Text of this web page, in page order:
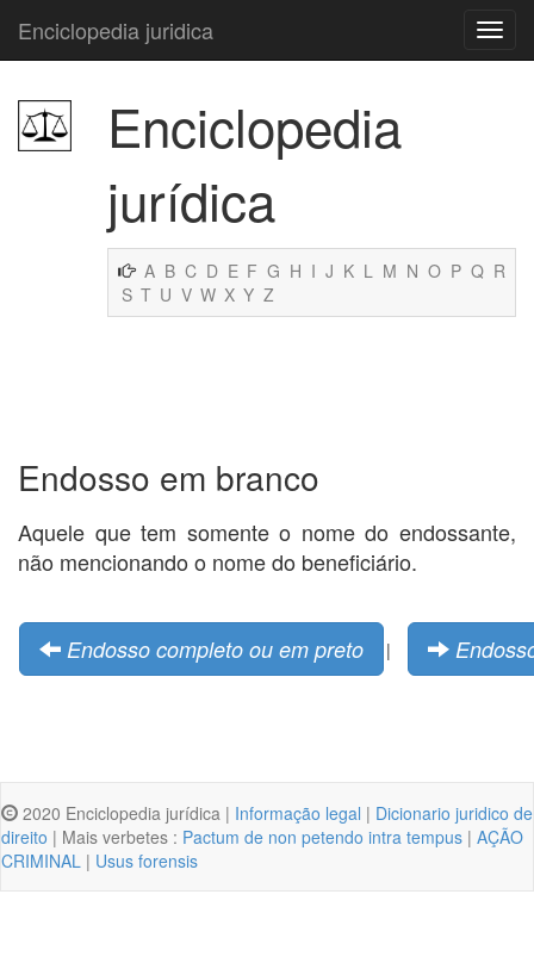
Enciclopedia juridica
Enciclopedia
jurídica
A B C D E F G H I J K L M N O P Q R
S T U V W X Y Z
Endosso em branco
Aquele que tem somente o nome do endossante,
não mencionando o nome do beneficiário.
Endosso completo ou em preto |
2020 Enciclopedia jurídica | Informação legal | Dicionario juridico de
direito | Mais verbetes : Pactum de non petendo intra tempus | AÇÃO
CRIMINAL | Usus forensis